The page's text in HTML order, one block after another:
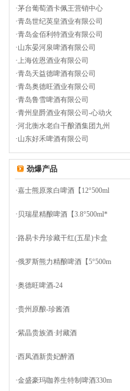
·茅台葡萄酒卡佩王营销中心
·青岛世纪英皇酒业有限公司
·青岛金佰利特酒业有限公司
·山东晏河泉啤酒有限公司
·上海佐恩酒业有限公司
·青岛天益德啤酒有限公司
·青岛奥德旺酒业有限公司
·青岛鲁雪啤酒有限公司
·青州皇爵酒业有限公司-心动火
·河北衡水老白干酿酒集团九州
·山东好禾啤酒有限公司
劲爆产品
·嘉士熊原浆白啤酒【12°500ml
· 贝瑞星精酿啤酒【3.8°500ml*
·路易卡丹珍藏干红(五星)卡盒
·俄罗斯熊力精酿啤酒【5°500m
·奥德旺啤酒-24
·贵州原酿-珍酱酒
·紫晶贵族酒·封藏酒
·西凤酒新贵妃醉酒
·金盛豪玛咖养生特制啤酒330m